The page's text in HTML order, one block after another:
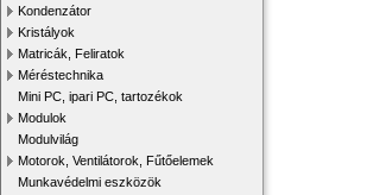
Kondenzátor
Kristályok
Matricák, Feliratok
Méréstechnika
Mini PC, ipari PC, tartozékok
Modulok
Modulvilág
Motorok, Ventilátorok, Fűtőelemek
Munkavédelmi eszközök